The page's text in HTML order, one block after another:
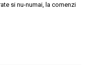
si nu-numai, la comenzi